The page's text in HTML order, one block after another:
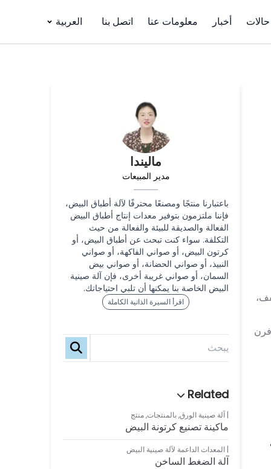
حالات أخبار معلومات عنا اتصل بنا العربية
ماليندا
مدير المبيعات
باعتبارنا منتجًا ومصنعًا محترفًا لآلة أطباق البيض،
فإننا ملتزمون بتوفير معدات إنتاج أطباق البيض
الفعالة والصديقة للبيئة والفعالة من حيث
التكلفة. سواء كنت تبحث عن أطباق البيض، أو
كرتون البيض، أو صواني الفاكهة، أو صواني
النبيذ، أو صواني الحضانة، أو صواني بيض
السمان، أو صواني غريبة أخرى، فإن آلة صينية
البيض الخاصة بنا يمكنها أن تلبي احتياجاتك.
اقرأ السيرة الذاتية الكاملة
آلة صينية الورق,بالمنتجات,منتج
ماكينة تصنيع كرتونة البيض
المعدات الداعمة لآلة صينية البيض
آلة الضغط الساخن